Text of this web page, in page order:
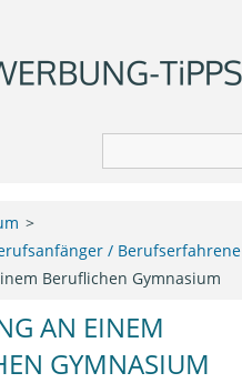
/ Berufserfahrene
Beruflichen Gymnasium
AN EINEM
GYMNASIUM